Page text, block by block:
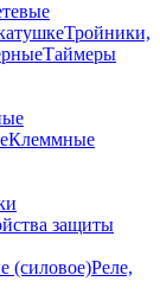
Тройники,
Таймеры
Клеммные
защиты
(силовое)Реле,